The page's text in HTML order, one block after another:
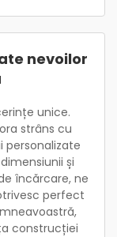
nevoilor
unice.
strâns cu
personalizate
și
încărcare, ne
perfect
construcției